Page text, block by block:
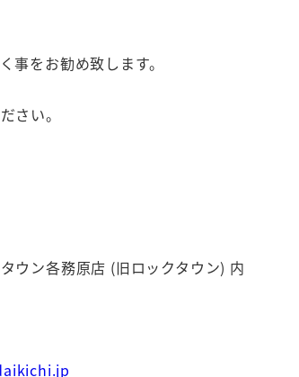
事をお勧め致します。
さい。
ウン各務原店 (旧ロックタウン) 内